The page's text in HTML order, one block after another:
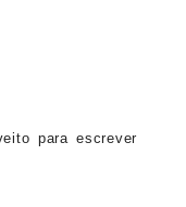
para escrever